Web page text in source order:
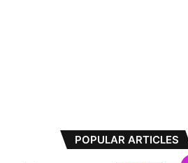
POPULAR ARTICLES